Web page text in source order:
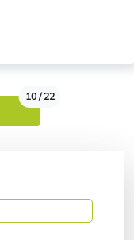
10 / 22